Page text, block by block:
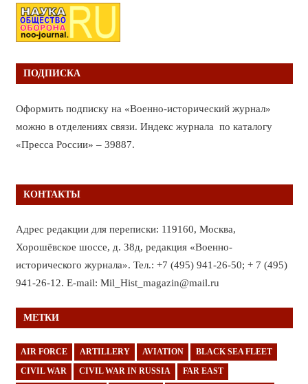
ПОДПИСКА
Оформить подписку на «Военно-исторический журнал»
можно в отделениях связи. Индекс журнала по каталогу
«Пресса России» – 39887.
КОНТАКТЫ
Адрес редакции для переписки: 119160, Москва,
Хорошёвское шоссе, д. 38д, редакция «Военно-
исторического журнала». Тел.: +7 (495) 941-26-50; + 7 (495)
941-26-12. E-mail: Mil_Hist_magazin@mail.ru
МЕТКИ
AIR FORCE ARTILLERY AVIATION BLACK SEA FLEET
CIVIL WAR CIVIL WAR IN RUSSIA FAR EAST